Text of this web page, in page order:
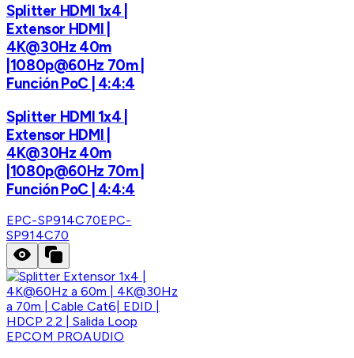
Splitter HDMI 1x4 |
Extensor HDMI |
4K@30Hz 40m
|1080p@60Hz 70m |
Función PoC | 4:4:4
Splitter HDMI 1x4 |
Extensor HDMI |
4K@30Hz 40m
|1080p@60Hz 70m |
Función PoC | 4:4:4
EPC-SP914C70EPC-
SP914C70
EPCOM PROAUDIO